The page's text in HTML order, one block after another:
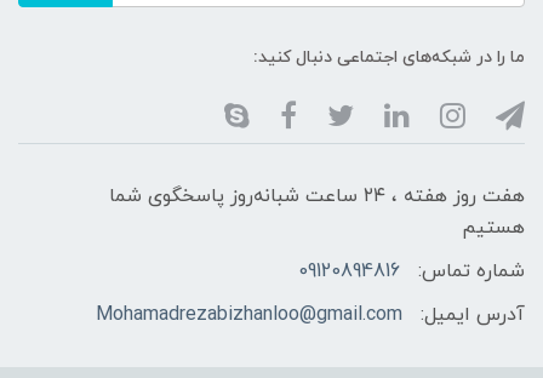
ما را در شبکه‌های اجتماعی دنبال کنید:
هفت روز هفته ، ۲۴ ساعت شبانه‌روز پاسخگوی شما
هستیم
شماره تماس:
09120894816
آدرس ایمیل:
Mohamadrezabizhanloo@gmail.com